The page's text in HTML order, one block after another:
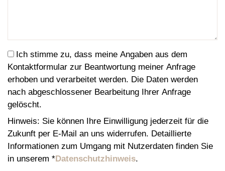
Ich stimme zu, dass meine Angaben aus dem
Kontaktformular zur Beantwortung meiner Anfrage
erhoben und verarbeitet werden. Die Daten werden
nach abgeschlossener Bearbeitung Ihrer Anfrage
gelöscht.
Hinweis: Sie können Ihre Einwilligung jederzeit für die
Zukunft per E-Mail an uns widerrufen. Detaillierte
Informationen zum Umgang mit Nutzerdaten finden Sie
in unserem *Datenschutzhinweis.